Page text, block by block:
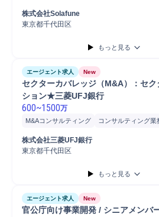
株式会社Solafune
東京都千代田区
もっと見る
エージェント求人 New
セクターカバレッジ（M&A）：セ
ション★三菱UFJ銀行
600~1500万
M&Aコンサルティング コンサルティング業
国内M&A対応
株式会社三菱UFJ銀行
東京都千代田区
もっと見る
エージェント求人 New
官公庁向け事業開発 / シニアメン